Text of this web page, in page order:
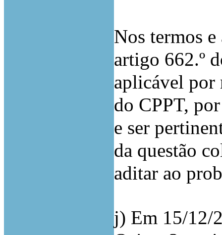
Nos termos
artigo 662.º
aplicável por
do CPPT,
e ser
da questão
aditar ao
j) Em 15/12/